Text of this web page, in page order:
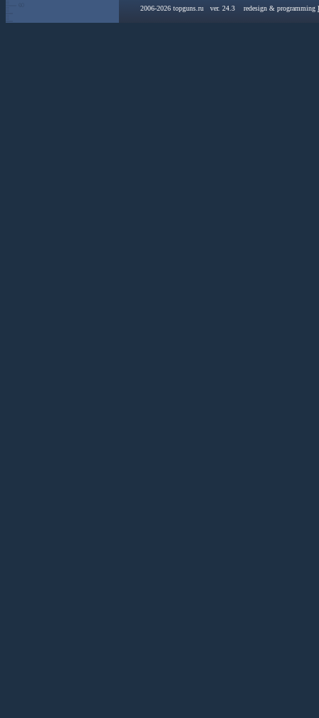
2006-2026 topguns.ru ver. 24.3 redesign & programming